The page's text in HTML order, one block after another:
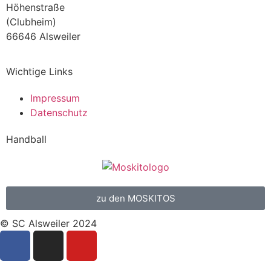
Höhenstraße
(Clubheim)
66646 Alsweiler
Wichtige Links
Impressum
Datenschutz
Handball
zu den MOSKITOS
© SC Alsweiler 2024